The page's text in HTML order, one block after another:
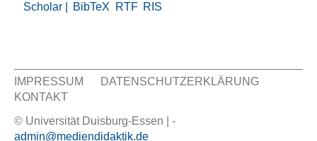
Scholar |
BibTeX RTF RIS
Sekundär Menü
IMPRESSUM
DATENSCHUTZERKLÄRUNG
KONTAKT
© Universität Duisburg-Essen | -
admin@mediendidaktik.de